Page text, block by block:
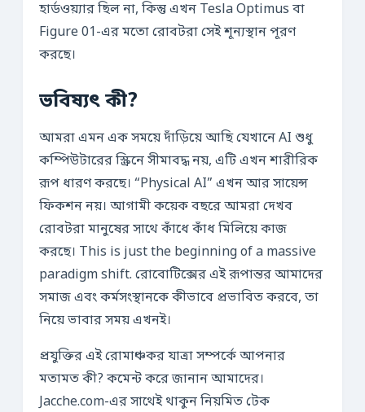
হার্ডওয়্যার ছিল না, কিন্তু এখন Tesla Optimus বা
Figure 01-এর মতো রোবটরা সেই শূন্যস্থান পূরণ
করছে।
ভবিষ্যৎ কী?
আমরা এমন এক সময়ে দাঁড়িয়ে আছি যেখানে AI শুধু
কম্পিউটারের স্ক্রিনে সীমাবদ্ধ নয়, এটি এখন শারীরিক
রূপ ধারণ করছে। “Physical AI” এখন আর সায়েন্স
ফিকশন নয়। আগামী কয়েক বছরে আমরা দেখব
রোবটরা মানুষের সাথে কাঁধে কাঁধ মিলিয়ে কাজ
করছে। This is just the beginning of a massive
paradigm shift. রোবোটিক্সের এই রূপান্তর আমাদের
সমাজ এবং কর্মসংস্থানকে কীভাবে প্রভাবিত করবে, তা
নিয়ে ভাবার সময় এখনই।
প্রযুক্তির এই রোমাঞ্চকর যাত্রা সম্পর্কে আপনার
মতামত কী? কমেন্ট করে জানান আমাদের।
Jacche.com-এর সাথেই থাকুন নিয়মিত টেক